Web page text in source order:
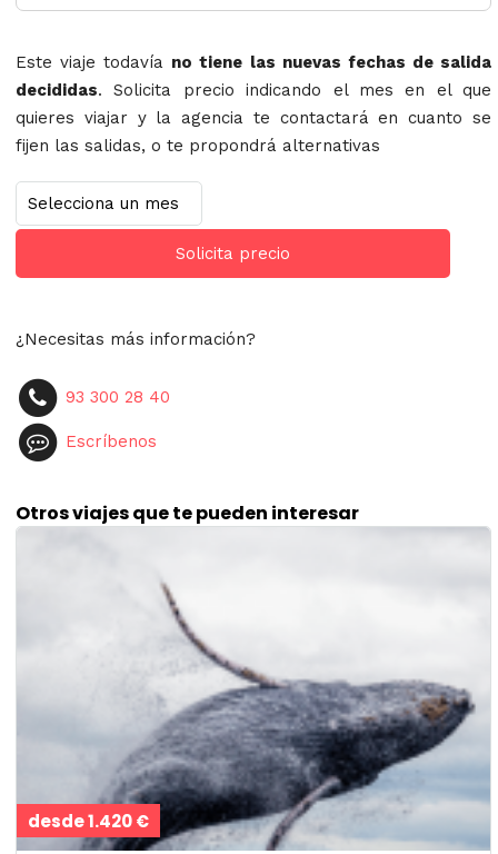
Este viaje todavía no tiene las nuevas fechas de salida
decididas. Solicita precio indicando el mes en el que
quieres viajar y la agencia te contactará en cuanto se
fijen las salidas, o te propondrá alternativas
Solicita precio
¿Necesitas más información?
93 300 28 40
Escríbenos
Otros viajes que te pueden interesar
desde 1.420 €